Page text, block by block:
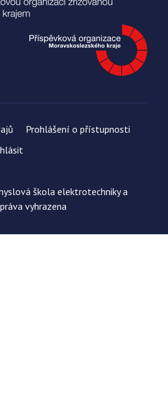
Prohlášení o přístupnosti
škola elektrotechniky a
vyhrazena